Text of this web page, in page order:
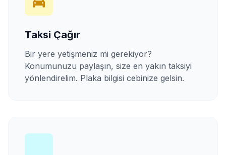
Taksi Çağır
Bir yere yetişmeniz mi gerekiyor?
Konumunuzu paylaşın, size en yakın taksiyi
yönlendirelim. Plaka bilgisi cebinize gelsin.